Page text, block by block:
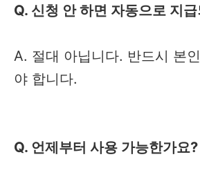
Q. 신청 안 하면 자동으로 지
A. 절대 아닙니다. 반드시 본
야 합니다.
Q. 언제부터 사용 가능한가요?